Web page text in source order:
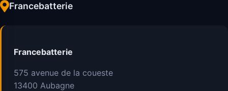
Francebatterie
Francebatterie
575 avenue de la coueste
13400 Aubagne